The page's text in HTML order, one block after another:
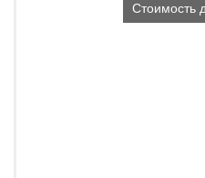
Стоимость